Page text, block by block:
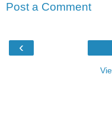
Post a Comment
‹